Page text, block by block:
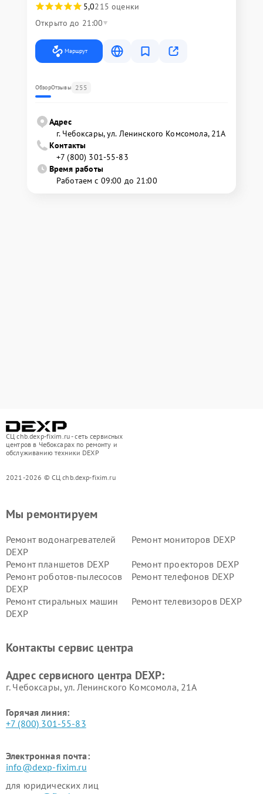
5,0215 оценки
Открыто до 21:00
Маршрут
ОбзорОтзывы 255
Адрес
г. Чебоксары, ул. Ленинского Комсомола, 21А
Контакты
+7 (800) 301-55-83
Время работы
Работаем с 09:00 до 21:00
СЦ chb.dexp-fixim.ru - сеть сервисных
центров в Чебоксарах по ремонту и
обслуживанию техники DEXP
2021-2026 © СЦ chb.dexp-fixim.ru
Мы ремонтируем
Ремонт водонагревателей
DEXP
Ремонт мониторов DEXP
Ремонт планшетов DEXP
Ремонт проекторов DEXP
Ремонт роботов-пылесосов
DEXP
Ремонт телефонов DEXP
Ремонт стиральных машин
DEXP
Ремонт телевизоров DEXP
Ремонт серверов DEXP
Ремонт мини пк DEXP
Контакты сервис центра
Адрес сервисного центра DEXP:
г. Чебоксары, ул. Ленинского Комсомола, 21А
Горячая линия:
+7 (800) 301-55-83
Электронная почта:
info@dexp-fixim.ru
для юридических лиц